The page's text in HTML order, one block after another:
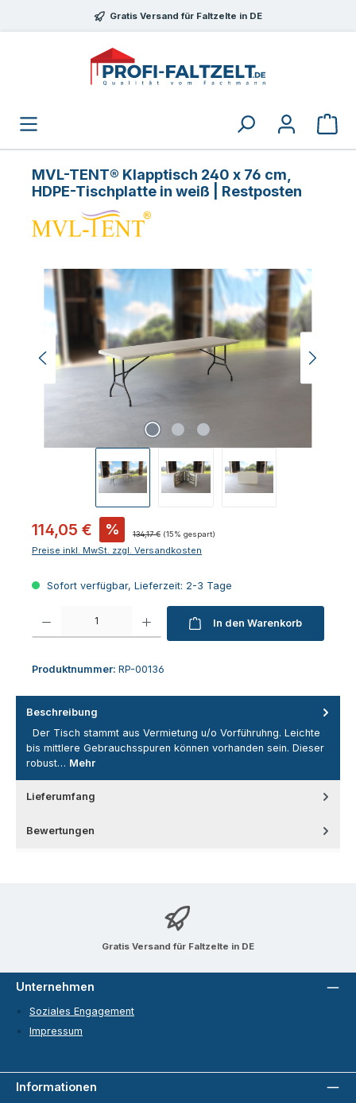
Zum Hauptinhalt springenGratis Versand für Faltzelte in DE
MVL-TENT® Klapptisch 240 x 76 cm,
HDPE-Tischplatte in weiß | Restposten
Bildergalerie überspringen
Verkaufspreis:
114,05 € % Regulärer Preis:
134,17 € (15% gespart)
Preise inkl. MwSt. zzgl. Versandkosten
Sofort verfügbar, Lieferzeit: 2-3 Tage
In den Warenkorb
Produktnummer: RP-00136
Beschreibung
Der Tisch stammt aus Vermietung u/o Vorführuhng. Leichte
bis mittlere Gebrauchsspuren können vorhanden sein. Dieser
robust… Mehr
Lieferumfang
Bewertungen
Gratis Versand für Faltzelte in DE
Unternehmen
Soziales Engagement
Impressum
Informationen